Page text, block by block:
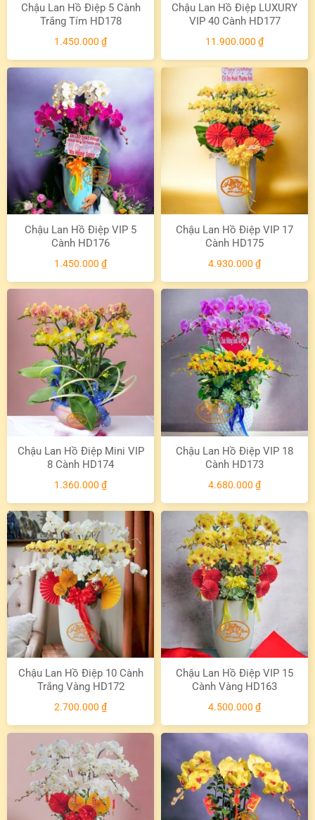
Chậu Lan Hồ Điệp 5 Cành
Trắng Tím HD178
1.450.000 ₫
Chậu Lan Hồ Điệp LUXURY
VIP 40 Cành HD177
11.900.000 ₫
Chậu Lan Hồ Điệp VIP 5
Cành HD176
1.450.000 ₫
Chậu Lan Hồ Điệp VIP 17
Cành HD175
4.930.000 ₫
Chậu Lan Hồ Điệp Mini VIP
8 Cành HD174
1.360.000 ₫
Chậu Lan Hồ Điệp VIP 18
Cành HD173
4.680.000 ₫
Chậu Lan Hồ Điệp 10 Cành
Trắng Vàng HD172
2.700.000 ₫
Chậu Lan Hồ Điệp VIP 15
Cành Vàng HD163
4.500.000 ₫